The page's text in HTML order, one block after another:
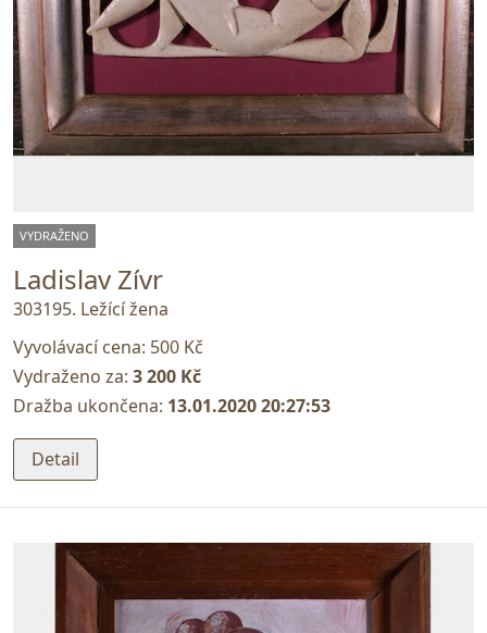
VYDRAŽENO
Ladislav Zívr
303195. Ležící žena
Vyvolávací cena: 500 Kč
Vydraženo za: 3 200 Kč
Dražba ukončena: 13.01.2020 20:27:53
Detail